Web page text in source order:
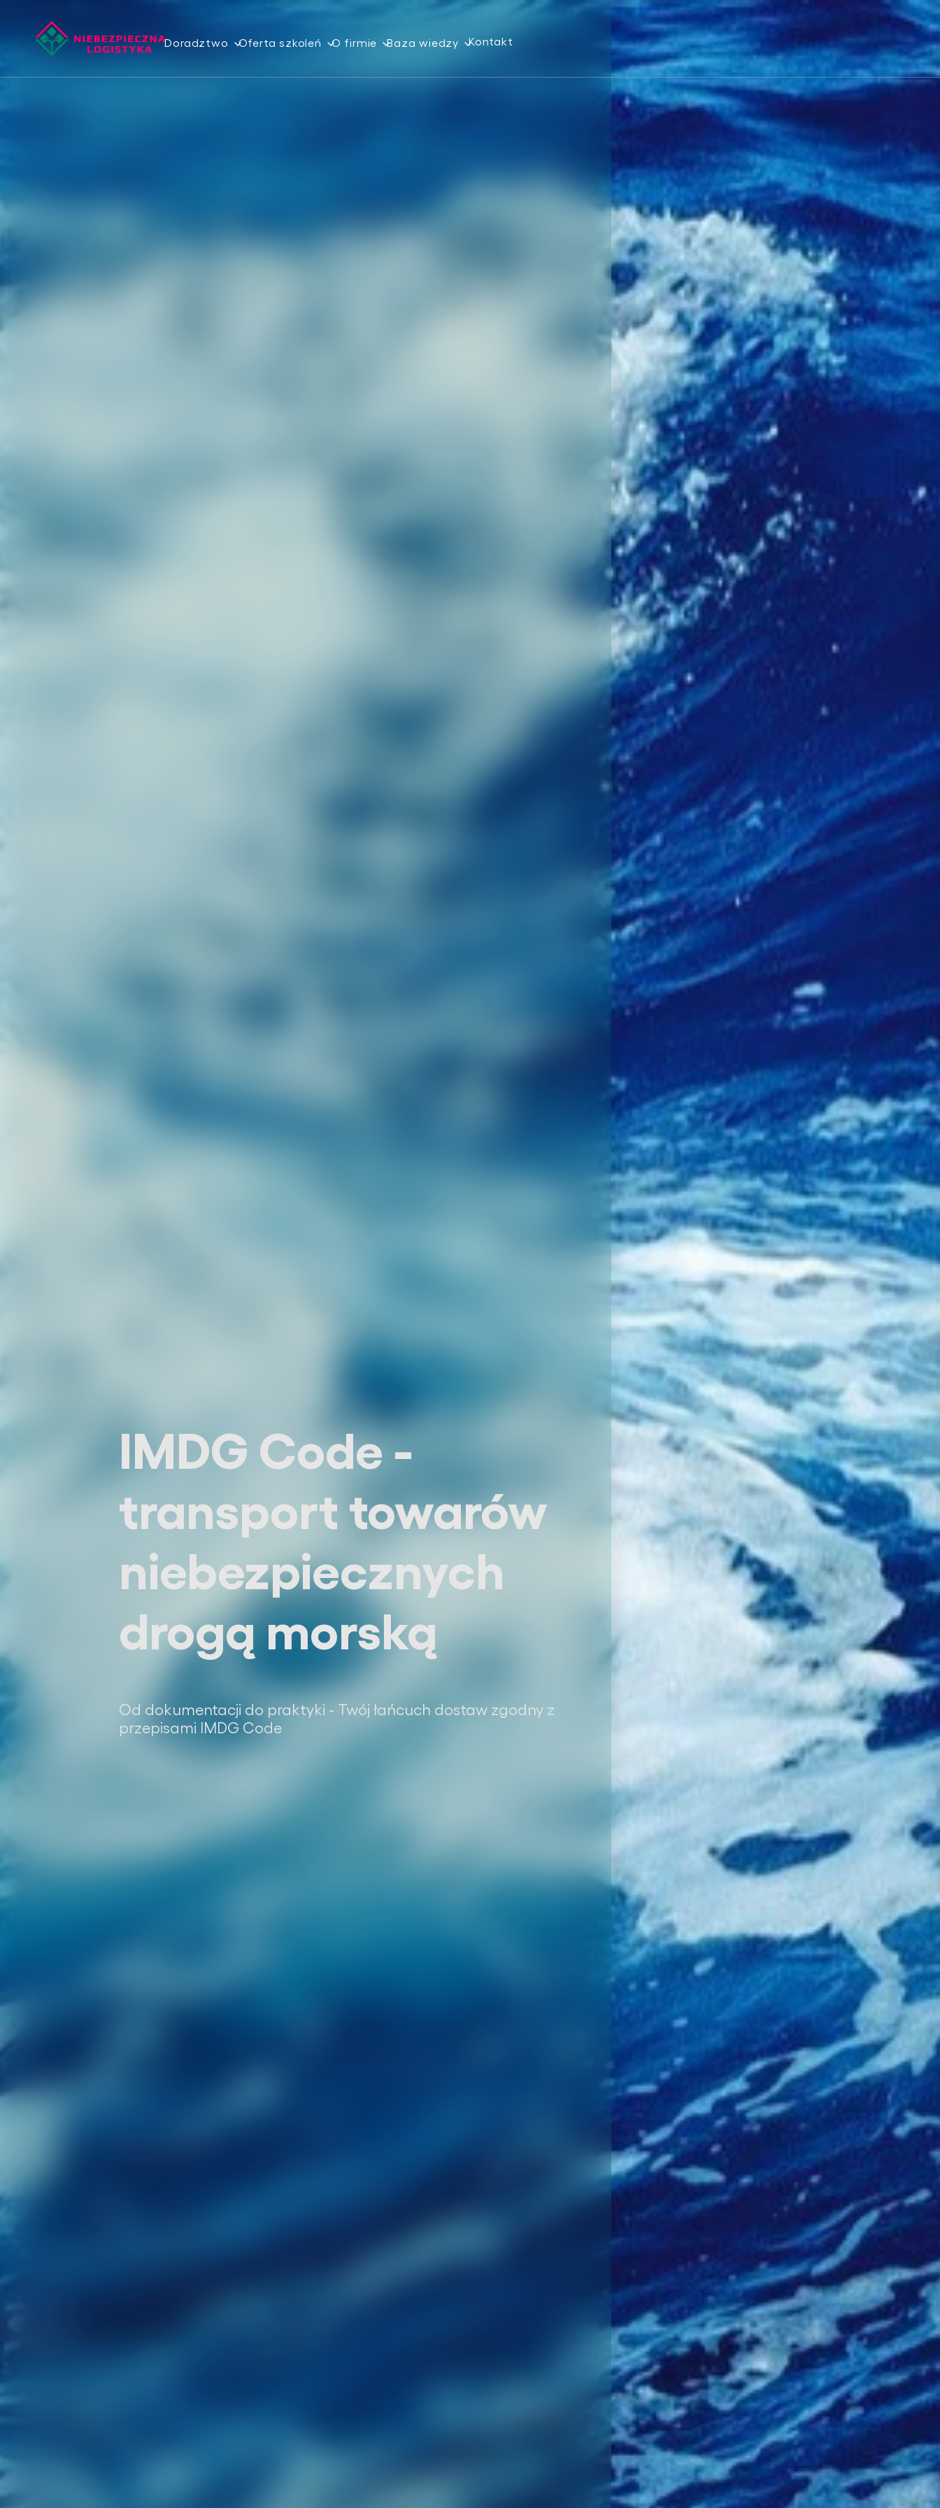
Doradztwo Oferta szkoleń O firmie Baza wiedzy Kontakt
Transport towarów
niebezpiecznych i
Ochrona
Środowiska
Kompleksowo, w jednym miejscu. Razem łatwiej, sprawniej,